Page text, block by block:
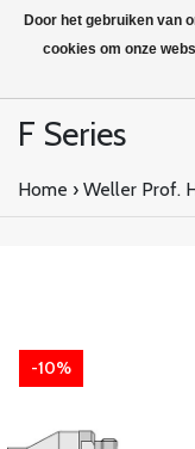
F Series
Home › Weller Prof.
-10%
Door het gebruiken van
cookies om onze